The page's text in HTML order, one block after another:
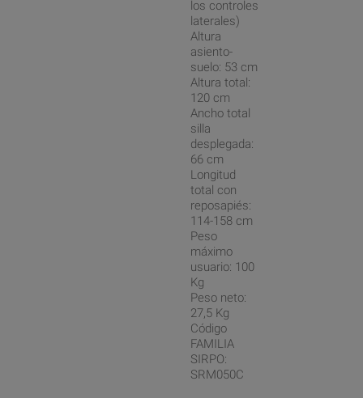
los controles
laterales)
Altura
asiento-
suelo: 53 cm
Altura total:
120 cm
Ancho total
silla
desplegada:
66 cm
Longitud
total con
reposapiés:
114-158 cm
Peso
máximo
usuario: 100
Kg
Peso neto:
27,5 Kg
Código
FAMILIA
SIRPO:
SRM050C